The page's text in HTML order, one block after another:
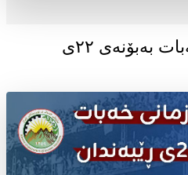
پەیامی سازمانی خەبات بەبۆنەی ۲۲ی